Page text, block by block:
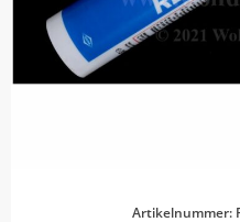
Artikelnummer: